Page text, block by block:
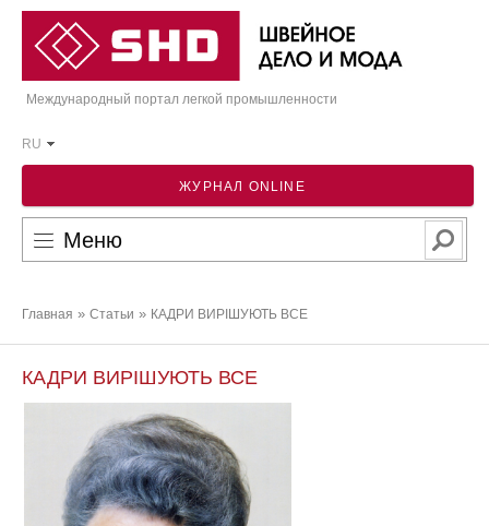
Международный портал легкой промышленности
RU
ЖУРНАЛ ONLINE
Меню
Главная » Статьи » КАДРИ ВИРІШУЮТЬ ВСЕ
КАДРИ ВИРІШУЮТЬ ВСЕ